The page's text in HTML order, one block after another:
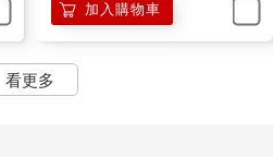
加入購物車
看更多